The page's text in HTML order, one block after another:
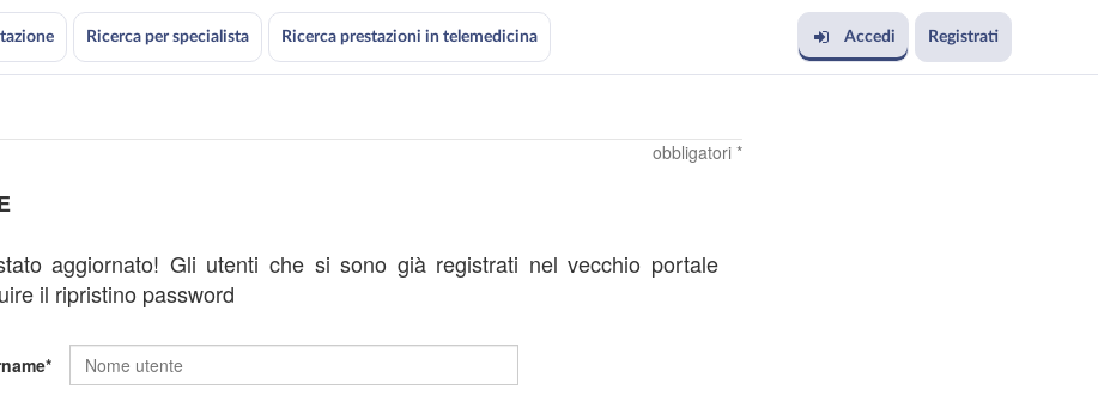
Ricerca per specialista Ricerca prestazioni in telemedicina Accedi Registrati
obbligatori *
aggiornato! Gli utenti che si sono già registrati nel vecchio portale
il ripristino password